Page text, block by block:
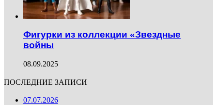
Фигурки из коллекции «Звездные
войны
08.09.2025
ПОСЛЕДНИЕ ЗАПИСИ
07.07.2026